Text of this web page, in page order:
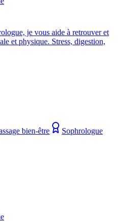
je vous aide à retrouver et
et physique. Stress, digestion,
bien-être
Sophrologue